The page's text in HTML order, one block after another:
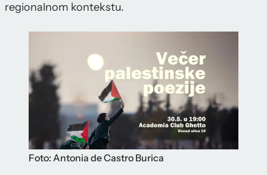
regionalnom kontekstu.
Foto: Antonia de Castro Burica